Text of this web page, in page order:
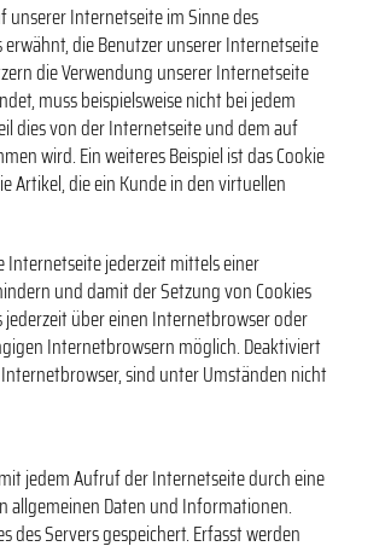
Internetseite im Sinne des
die Benutzer unserer Internetseite
die Verwendung unserer Internetseite
muss beispielsweise nicht bei jedem
dies von der Internetseite und dem auf
wird. Ein weiteres Beispiel ist das Cookie
Artikel, die ein Kunde in den virtuellen
Internetseite jederzeit mittels einer
und damit der Setzung von Cookies
über einen Internetbrowser oder
Internetbrowsern möglich. Deaktiviert
sind unter Umständen nicht
jedem Aufruf der Internetseite durch eine
allgemeinen Daten und Informationen.
Servers gespeichert. Erfasst werden